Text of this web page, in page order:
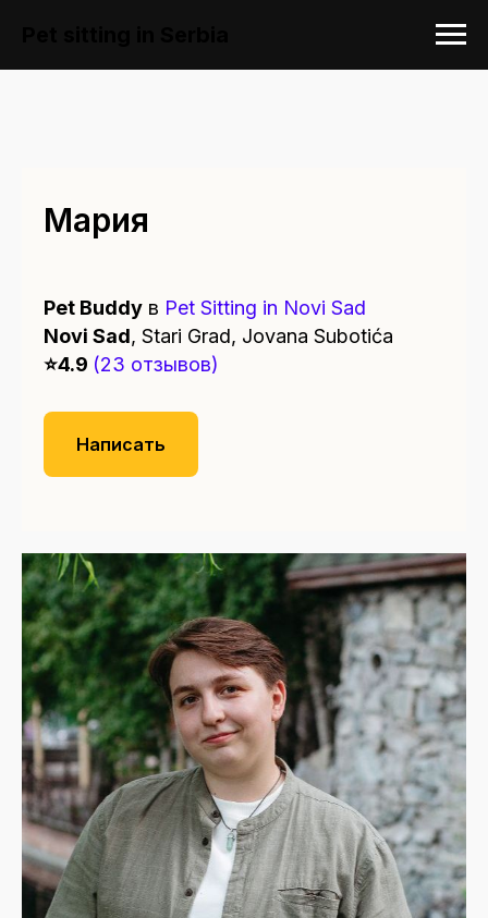
Мария
Pet Buddy в Pet Sitting in Novi Sad
Novi Sad, Stari Grad, Jovana Subotića
⭐️4.9 (23 отзывов)
Написать